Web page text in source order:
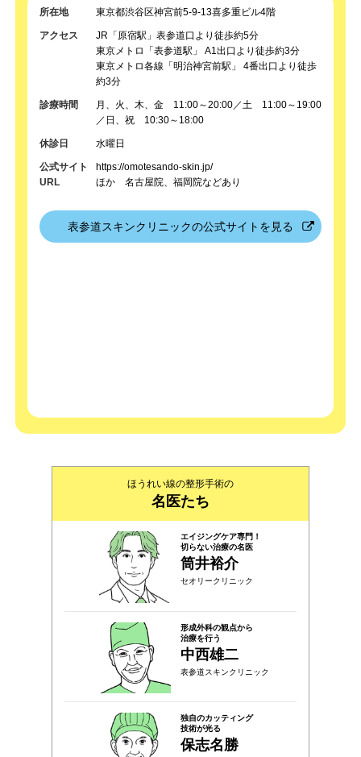
所在地 東京都渋谷区神宮前5-9-13喜多重ビル4階
アクセス
JR「原宿駅」表参道口より徒歩約5分
東京メトロ「表参道駅」 A1出口より徒歩約3分
東京メトロ各線「明治神宮前駅」 4番出口より徒歩
約3分
診療時間
月、火、木、金 11:00～20:00／土 11:00～19:00
／日、祝 10:30～18:00
休診日 水曜日
公式サイト
URL
https://omotesando-skin.jp/
ほか 名古屋院、福岡院などあり
表参道スキンクリニックの公式サイトを見る
ほうれい線の整形手術の
名医たち
エイジングケア専門！
切らない治療の名医
筒井裕介
セオリークリニック
形成外科の観点から
治療を行う
中西雄二
表参道スキンクリニック
独自のカッティング
技術が光る
保志名勝